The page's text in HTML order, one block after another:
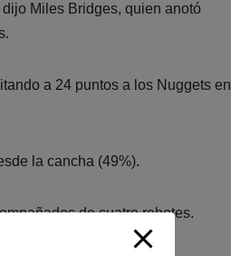
Miles Bridges, quien anotó
a 24 puntos a los Nuggets en
la cancha (49%).
de cuatro rebotes.